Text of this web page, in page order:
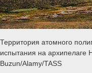
Территория атомного
испытания на архипелаге
Buzun/Alamy/TASS